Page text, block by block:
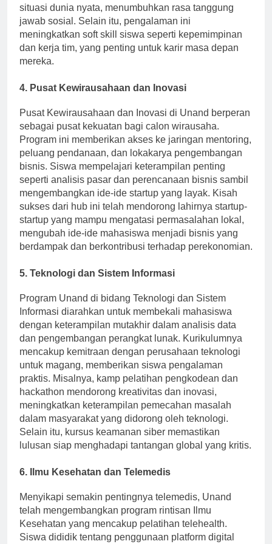
situasi dunia nyata, menumbuhkan rasa tanggung
jawab sosial. Selain itu, pengalaman ini
meningkatkan soft skill siswa seperti kepemimpinan
dan kerja tim, yang penting untuk karir masa depan
mereka.
4. Pusat Kewirausahaan dan Inovasi
Pusat Kewirausahaan dan Inovasi di Unand berperan
sebagai pusat kekuatan bagi calon wirausaha.
Program ini memberikan akses ke jaringan mentoring,
peluang pendanaan, dan lokakarya pengembangan
bisnis. Siswa mempelajari keterampilan penting
seperti analisis pasar dan perencanaan bisnis sambil
mengembangkan ide-ide startup yang layak. Kisah
sukses dari hub ini telah mendorong lahirnya startup-
startup yang mampu mengatasi permasalahan lokal,
mengubah ide-ide mahasiswa menjadi bisnis yang
berdampak dan berkontribusi terhadap perekonomian.
5. Teknologi dan Sistem Informasi
Program Unand di bidang Teknologi dan Sistem
Informasi diarahkan untuk membekali mahasiswa
dengan keterampilan mutakhir dalam analisis data
dan pengembangan perangkat lunak. Kurikulumnya
mencakup kemitraan dengan perusahaan teknologi
untuk magang, memberikan siswa pengalaman
praktis. Misalnya, kamp pelatihan pengkodean dan
hackathon mendorong kreativitas dan inovasi,
meningkatkan keterampilan pemecahan masalah
dalam masyarakat yang didorong oleh teknologi.
Selain itu, kursus keamanan siber memastikan
lulusan siap menghadapi tantangan global yang kritis.
6. Ilmu Kesehatan dan Telemedis
Menyikapi semakin pentingnya telemedis, Unand
telah mengembangkan program rintisan Ilmu
Kesehatan yang mencakup pelatihan telehealth.
Siswa dididik tentang penggunaan platform digital